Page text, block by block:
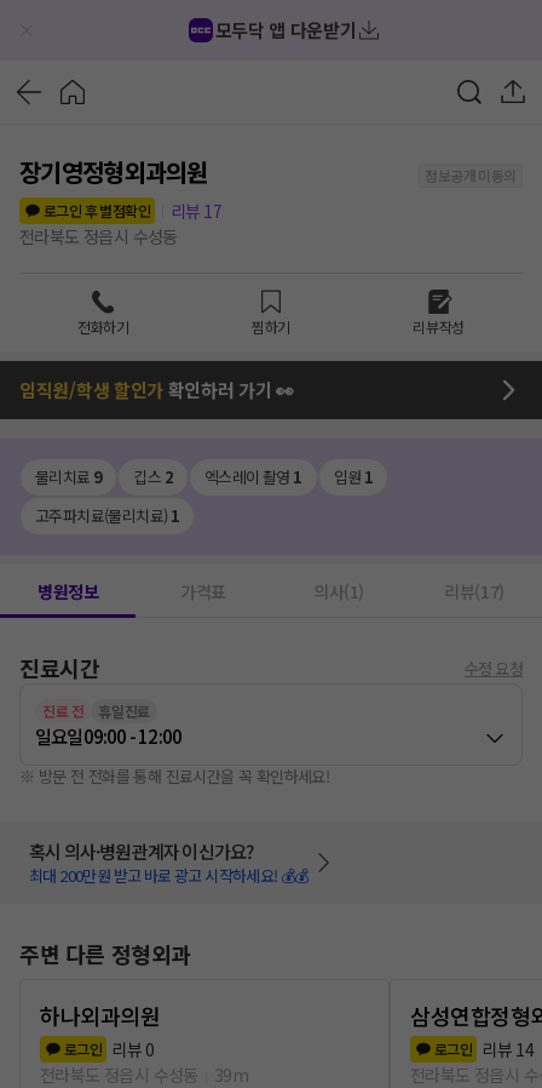
모두닥 앱 다운받기
장기영정형외과의원
정보공개 미동의
로그인 후 별점확인
리뷰 17
전라북도 정읍시 수성동
전화하기 찜하기 리뷰작성
임직원/학생 할인가확인하러 가기 👀
물리치료 9 깁스 2 엑스레이 촬영 1 입원 1
고주파치료(물리치료) 1
병원정보 가격표 의사(1) 리뷰(17)
진료시간 수정 요청
진료 전 휴일진료
일요일09:00 - 12:00
※ 방문 전 전화를 통해 진료시간을 꼭 확인하세요!
혹시 의사·병원관계자 이신가요?
최대 200만원 받고 바로 광고 시작하세요! 💰💰
주변 다른 정형외과
하나외과의원
로그인 리뷰 0
전라북도 정읍시 수성동
39m
삼성연합정형
로그인 리뷰 14
전라북도 정읍시